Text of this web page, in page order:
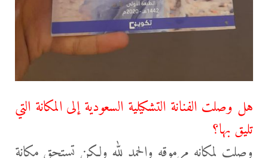
هل وصلت الفنانة التشكيلية السعودية إلى المكانة التي
تليق بها؟
وصلت لمكانه مرموقه والحمد لله ولكن تستحق مكانة